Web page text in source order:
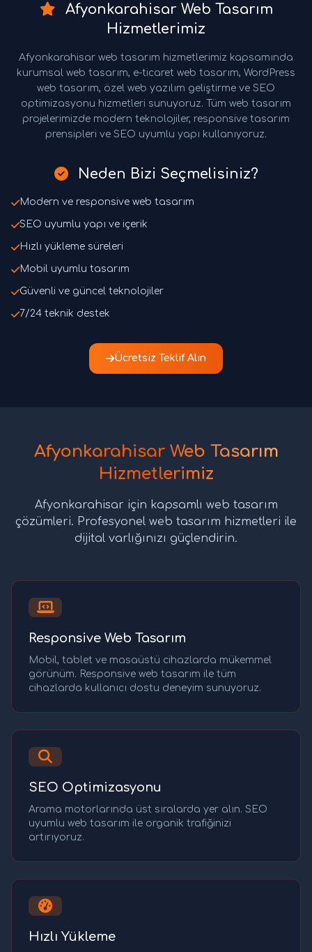
Afyonkarahisar Web Tasarım
Hizmetlerimiz
Afyonkarahisar web tasarım hizmetlerimiz kapsamında
kurumsal web tasarım, e-ticaret web tasarım, WordPress
web tasarım, özel web yazılım geliştirme ve SEO
optimizasyonu hizmetleri sunuyoruz. Tüm web tasarım
projelerimizde modern teknolojiler, responsive tasarım
prensipleri ve SEO uyumlu yapı kullanıyoruz.
Neden Bizi Seçmelisiniz?
Modern ve responsive web tasarım
SEO uyumlu yapı ve içerik
Hızlı yükleme süreleri
Mobil uyumlu tasarım
Güvenli ve güncel teknolojiler
7/24 teknik destek
Ücretsiz Teklif Alın
Afyonkarahisar Web Tasarım
Hizmetlerimiz
Afyonkarahisar için kapsamlı web tasarım
çözümleri. Profesyonel web tasarım hizmetleri ile
dijital varlığınızı güçlendirin.
Responsive Web Tasarım
Mobil, tablet ve masaüstü cihazlarda mükemmel
görünüm. Responsive web tasarım ile tüm
cihazlarda kullanıcı dostu deneyim sunuyoruz.
SEO Optimizasyonu
Arama motorlarında üst sıralarda yer alın. SEO
uyumlu web tasarım ile organik trafiğinizi
artırıyoruz.
Hızlı Yükleme